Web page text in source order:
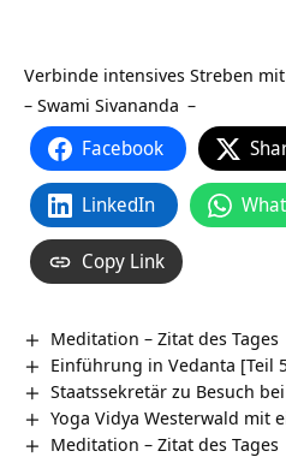
Verbinde intensives Streben
– Swami Sivananda –
Facebook
LinkedIn
Copy Link
Meditation – Zitat des Tages
Einführung in Vedanta [Teil
Staatssekretär zu Besuch
Yoga Vidya Westerwald mit
Meditation – Zitat des Tages